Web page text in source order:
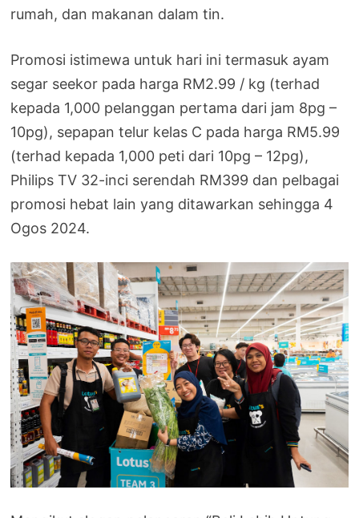
rumah, dan makanan dalam tin.
Promosi istimewa untuk hari ini termasuk ayam
segar seekor pada harga RM2.99 / kg (terhad
kepada 1,000 pelanggan pertama dari jam 8pg –
10pg), sepapan telur kelas C pada harga RM5.99
(terhad kepada 1,000 peti dari 10pg – 12pg),
Philips TV 32-inci serendah RM399 dan pelbagai
promosi hebat lain yang ditawarkan sehingga 4
Ogos 2024.